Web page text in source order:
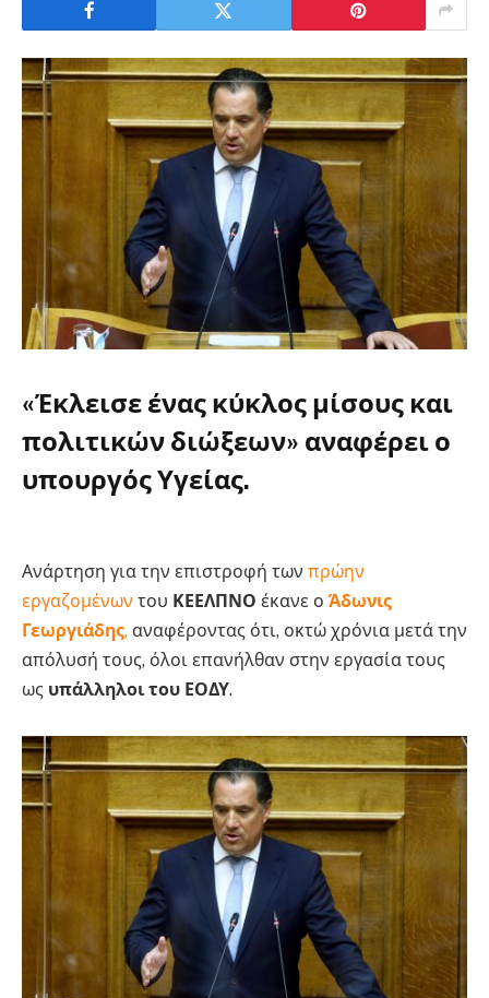
«Έκλεισε ένας κύκλος μίσους και
πολιτικών διώξεων» αναφέρει ο
υπουργός Υγείας.
Ανάρτηση για την επιστροφή των πρώην
εργαζομένων του ΚΕΕΛΠΝΟ έκανε ο Άδωνις
Γεωργιάδης, αναφέροντας ότι, οκτώ χρόνια μετά την
απόλυσή τους, όλοι επανήλθαν στην εργασία τους
ως υπάλληλοι του ΕΟΔΥ.